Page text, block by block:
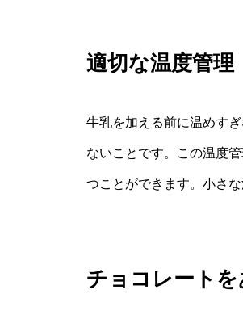
適切な温度管理
牛乳を加える前に温めす
ないことです。この温度
つことができます。小さ
チョコレート